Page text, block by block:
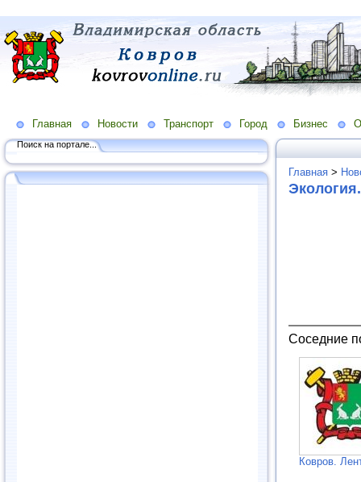
Главная Новости Транспорт Город Бизнес
Поиск на портале...
Главная >
Соседние
Ковров.